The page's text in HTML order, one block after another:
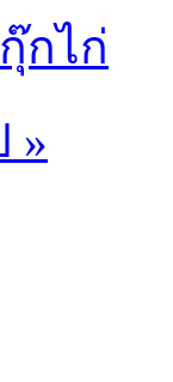
กไก่
»